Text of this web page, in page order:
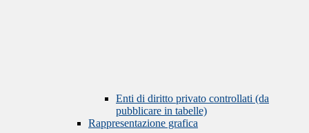
Enti di diritto privato controllati (da
pubblicare in tabelle)
Rappresentazione grafica